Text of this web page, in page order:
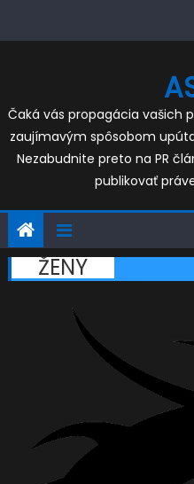
Čaká vás propagácia vašich
zaujímavým spôsobom
Nezabudnite preto na PR
publikovať
ŽENY